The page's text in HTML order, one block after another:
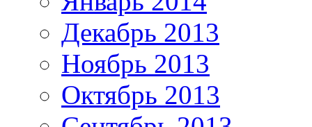
Декабрь 2013
Ноябрь 2013
Октябрь 2013